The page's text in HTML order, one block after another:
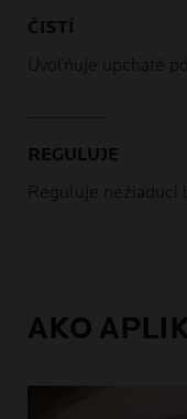
ČISTÍ
Uvoľňuje upchaté
REGULUJE
Reguluje nežiaduci
AKO